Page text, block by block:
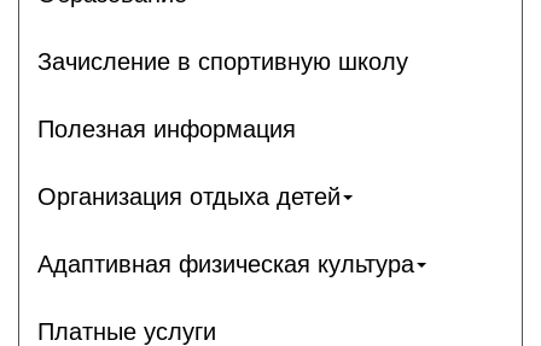
Зачисление в спортивную школу
Полезная информация
Организация отдыха детей
Адаптивная физическая культура
Платные услуги